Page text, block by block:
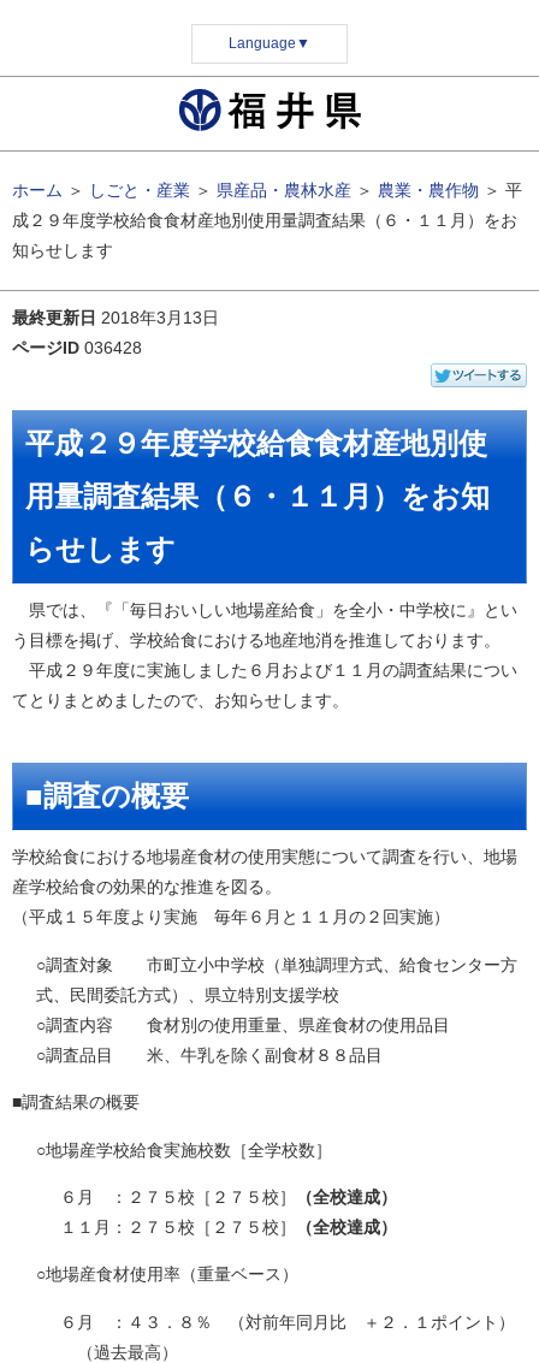
Language ▼
ホーム ＞ しごと・産業 ＞ 県産品・農林水産 ＞ 農業・農作物 ＞ 平
成２９年度学校給食食材産地別使用量調査結果（６・１１月）をお
知らせします
最終更新日 2018年3月13日
ページID 036428
平成２９年度学校給食食材産地別使
用量調査結果（６・１１月）をお知
らせします
県では、『「毎日おいしい地場産給食」を全小・中学校に』とい
う目標を掲げ、学校給食における地産地消を推進しております。
平成２９年度に実施しました６月および１１月の調査結果につい
てとりまとめましたので、お知らせします。
■調査の概要
学校給食における地場産食材の使用実態について調査を行い、地場
産学校給食の効果的な推進を図る。
（平成１５年度より実施 毎年６月と１１月の２回実施）
○調査対象 市町立小中学校（単独調理方式、給食センター方
式、民間委託方式）、県立特別支援学校
○調査内容 食材別の使用重量、県産食材の使用品目
○調査品目 米、牛乳を除く副食材８８品目
■調査結果の概要
○地場産学校給食実施校数［全学校数］
６月 ：２７５校［２７５校］
（全校達成）
１１月：２７５校［２７５校］
（全校達成）
○地場産食材使用率（重量ベース）
６月 ：４３．８％ （対前年同月比 ＋２．１ポイント）
（過去最高）